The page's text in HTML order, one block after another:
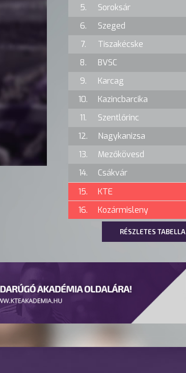
5.
Soroksár
6.
Szeged
7.
Tiszakécske
8.
BVSC
9.
Karcag
10.
Kazincbarcika
11.
Szentlőrinc
12.
Nagykanizsa
13.
Mezőkövesd
14.
Csákvár
15.
KTE
16.
Kozármisleny
RÉSZLETES TABELLA